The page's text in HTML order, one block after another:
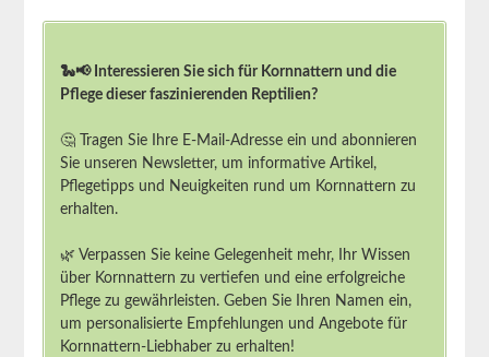
🐍📢 Interessieren Sie sich für Kornnattern und die
Pflege dieser faszinierenden Reptilien?
🤔 Tragen Sie Ihre E-Mail-Adresse ein und abonnieren
Sie unseren Newsletter, um informative Artikel,
Pflegetipps und Neuigkeiten rund um Kornnattern zu
erhalten.
🌿 Verpassen Sie keine Gelegenheit mehr, Ihr Wissen
über Kornnattern zu vertiefen und eine erfolgreiche
Pflege zu gewährleisten. Geben Sie Ihren Namen ein,
um personalisierte Empfehlungen und Angebote für
Kornnattern-Liebhaber zu erhalten!